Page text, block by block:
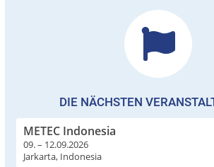
DIE NÄCHSTEN
METEC Indonesia
09. – 12.09.2026
Jarkarta, Indonesia